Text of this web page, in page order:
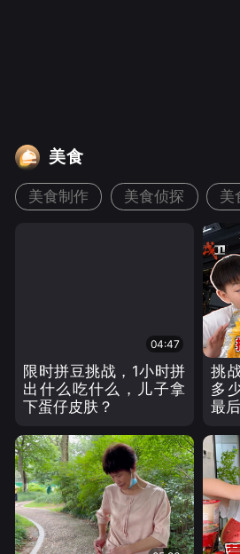
美食
美食制作 美食侦探 美
04:47
限时拼豆挑战，1小时拼
出什么吃什么，儿子拿
下蛋仔皮肤？
挑
多
最